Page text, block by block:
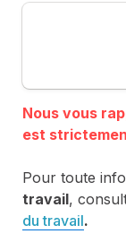
Nous vous
Pour toute
travail,
du travail